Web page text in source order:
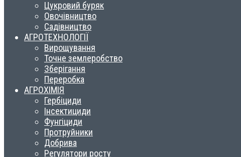
Цукровий буряк
Овочівництво
Садівництво
АГРОТЕХНОЛОГІЇ
Вирощування
Точне землеробство
Зберігання
Переробка
АГРОХІМІЯ
Гербіциди
Інсектициди
Фунгіциди
Протруйники
Добрива
Регулятори росту